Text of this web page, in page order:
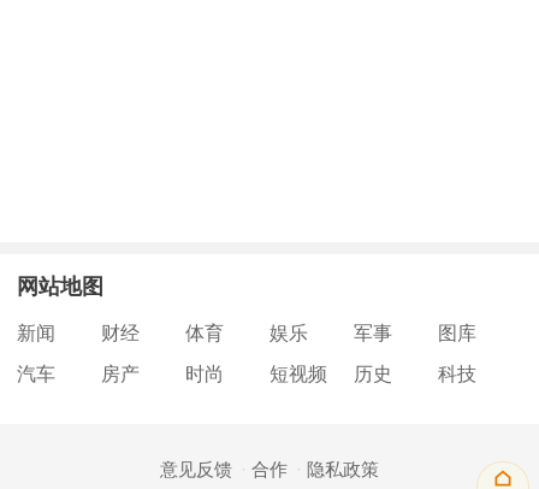
网站地图
新闻 财经 体育 娱乐 军事
图库
汽车
房产 时尚 短视频 历史 科技
意见反馈 合作 隐私政策